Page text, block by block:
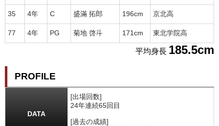
35 4年 C 盛滿 拓郎 196cm 京北高
77 4年 PG 菊地 啓斗 171cm 東北学院高
平均身長 185.5cm
PROFILE
DATA
[出場回数]
24年連続65回目
[過去の成績]